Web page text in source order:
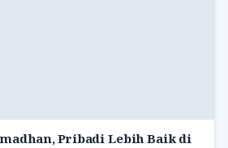
Pribadi Lebih Baik di